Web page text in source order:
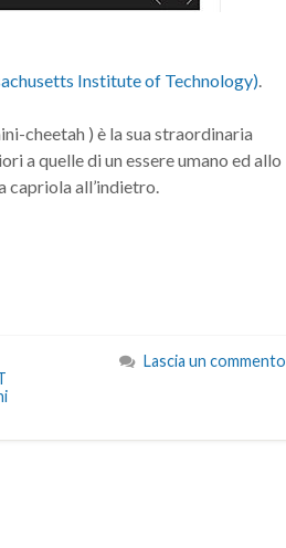
Institute of Technology).
cheetah ) è la sua straordinaria
a quelle di un essere umano ed allo
capriola all’indietro.
Lascia un commento